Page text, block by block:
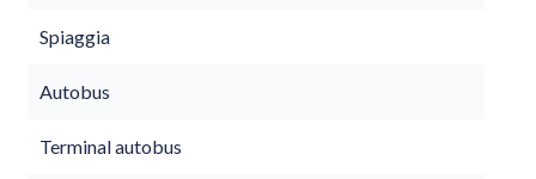
Spiaggia
Autobus
Terminal autobus